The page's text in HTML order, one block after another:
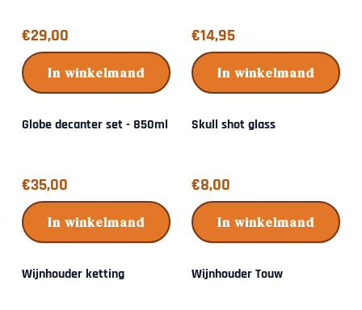
Prijs: 29,00
€29,00
In winkelmand
Prijs: 14,95
€14,95
In winkelmand
Globe decanter set - 850ml
Prijs: 35,00
€35,00
In winkelmand
Skull shot glass
Prijs: 8,00
€8,00
In winkelmand
Wijnhouder ketting Wijnhouder Touw